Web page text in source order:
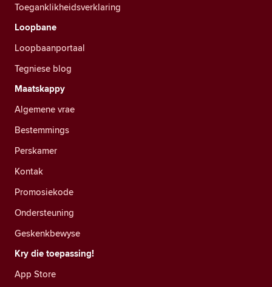
Toeganklikheidsverklaring
Loopbane
Loopbaanportaal
Tegniese blog
Maatskappy
Algemene vrae
Bestemmings
Perskamer
Kontak
Promosiekode
Ondersteuning
Geskenkbewyse
Kry die toepassing!
App Store